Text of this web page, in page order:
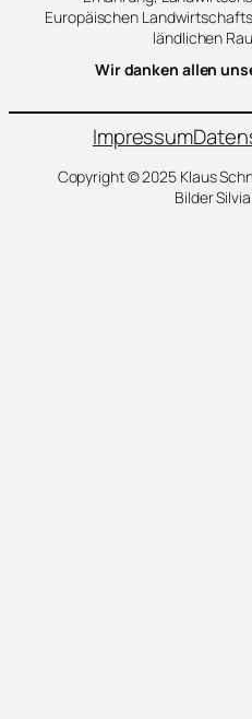
Europäischen
ländlichen
Wir danken allen
Impressum
Copyright © 2025 Klaus
Bilder